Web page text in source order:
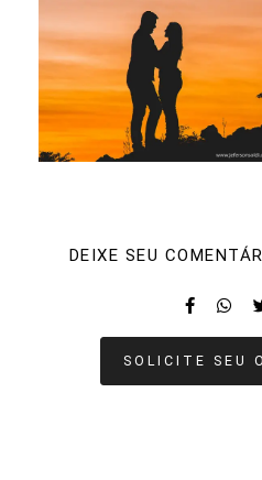
DEIXE SEU
SOLICITE SEU